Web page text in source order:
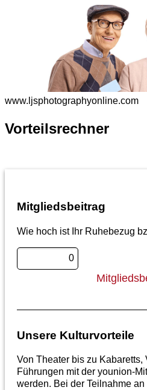
www.ljsphotographyonline.com
Vorteilsrechner
Mitgliedsbeitrag
Wie hoch ist Ihr Ruhebezug
Unsere Kulturvorteile
Von Theater bis zu Kabaretts,
Führungen mit der younion-
werden. Bei der Teilnahme